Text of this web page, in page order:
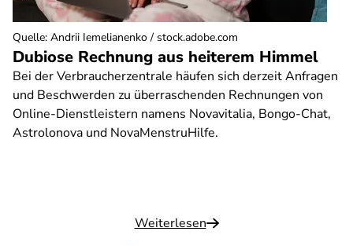
Dubiose Rechnung aus heiterem Himmel
Bei der Verbraucherzentrale häufen sich derzeit Anfragen
und Beschwerden zu überraschenden Rechnungen von
Online-Dienstleistern namens Novavitalia, Bongo-Chat,
Astrolonova und NovaMenstruHilfe.
Weiterlesen
Quelle: Andrii Iemelianenko / stock.adobe.com